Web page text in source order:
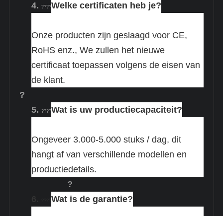
4. ????Welke certificaten heb je?
Onze producten zijn geslaagd voor CE,
RoHS enz., We zullen het nieuwe
certificaat toepassen volgens de eisen van
de klant.
?
5. ????Wat is uw productiecapaciteit?
Ongeveer 3.000-5.000 stuks / dag, dit
hangt af van verschillende modellen en
productiedetails.
?
Wat is de garantie?